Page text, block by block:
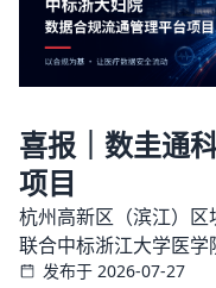
喜报｜数圭通
项目
杭州高新区（滨江）
联合中标浙江大学医学
平台建设项目，项目金
发布于 2026-07-27